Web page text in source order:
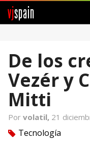
vjspain
Foros
Noticias
Ayuda
De los
Vezér y
Mitti
Por volatil, 21
tag Tecnología